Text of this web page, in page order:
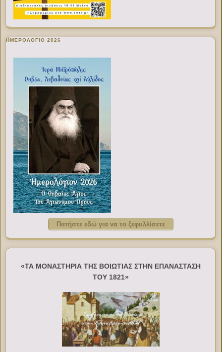
ΗΜΕΡΟΛΟΓΙΟ 2026
Πατήστε εδώ για να το ξεφυλλίσετε
«ΤΑ ΜΟΝΑΣΤΗΡΙΑ ΤΗΣ ΒΟΙΩΤΙΑΣ ΣΤΗΝ ΕΠΑΝΑΣΤΑΣΗ
ΤΟΥ 1821»